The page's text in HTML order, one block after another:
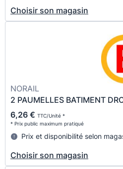
Choisir son magasin
NORAIL
2 PAUMELLES BATIMENT
6,26 € TTC/Unité *
* Prix public maximum pratiqué
Prix et disponibilité selon
Choisir son magasin